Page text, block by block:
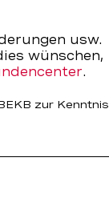
usw.
wünschen,
.
zur Kenntnis